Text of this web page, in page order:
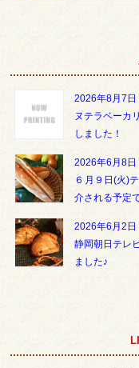
2026年8月7日
ヌテラベーカ
しました！
2026年6月8日
６月９日(火)
介される予定
2026年6月2日
静岡朝日テレ
ました♪